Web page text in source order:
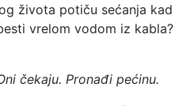
života potiču sećanja kad
vrelom vodom iz kabla?
čekaju. Pronađi pećinu.